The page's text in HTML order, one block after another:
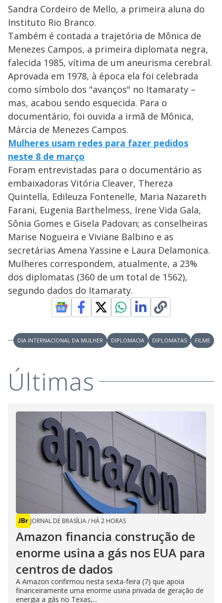
Sandra Cordeiro de Mello, a primeira aluna do
Instituto Rio Branco.
Também é contada a trajetória de Mônica de
Menezes Campos, a primeira diplomata negra,
falecida 1985, vítima de um aneurisma cerebral.
Aprovada em 1978, à época ela foi celebrada
como símbolo dos "avanços" no Itamaraty –
mas, acabou sendo esquecida. Para o
documentário, foi ouvida a irmã de Mônica,
Márcia de Menezes Campos.
Mulheres usam redes para fazer pedidos
neste 8 de março
Foram entrevistadas para o documentário as
embaixadoras Vitória Cleaver, Thereza
Quintella, Edileuza Fontenelle, Maria Nazareth
Farani, Eugenia Barthelmess, Irene Vida Gala,
Sônia Gomes e Gisela Padovan; as conselheiras
Marise Nogueira e Viviane Balbino e as
secretárias Amena Yassine e Laura Delamonica.
Mulheres correspondem, atualmente, a 23%
dos diplomatas (360 de um total de 1562),
segundo dados do Itamaraty.
DIA INTERNACIONAL DA MULHER DIPLOMACIA DIPLOMATAS FILME
Últimas
JORNAL DE BRASÍLIA/ HÁ 2 HORAS
Amazon financia construção de
enorme usina a gás nos EUA para
centros de dados
A Amazon confirmou nesta sexta-feira (7) que apoia
financeiramente uma enorme usina privada de geração de
energia a gás no Texas,...